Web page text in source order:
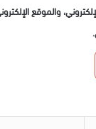
والموقع